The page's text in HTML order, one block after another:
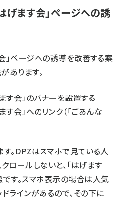
げます会」ページへの誘
」ページへの誘導を改善する案
あります。
す会」のバナーを設置する
会」へのリンク（「ごあんな
。DPZはスマホで見ている人
ロールしないと、「はげます
す。スマホ表示の場合は人気
ラインがあるので、その下に